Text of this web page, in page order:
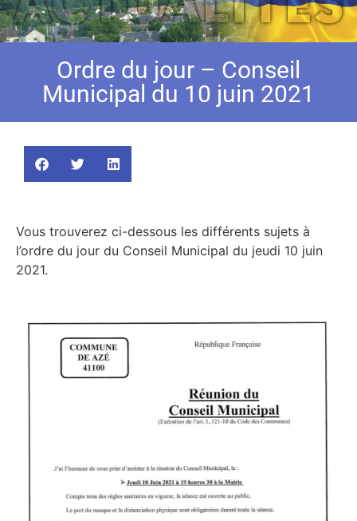
Ordre du jour – Conseil
Municipal du 10 juin 2021
Vous trouverez ci-dessous les différents sujets à
l’ordre du jour du Conseil Municipal du jeudi 10 juin
2021.